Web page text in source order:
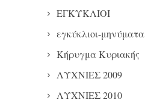
ΕΓΚΥΚΛΙΟΙ
εγκύκλιοι-μηνύματα
Κήρυγμα Κυριακής
ΛΥΧΝΙΕΣ 2009
ΛΥΧΝΙΕΣ 2010